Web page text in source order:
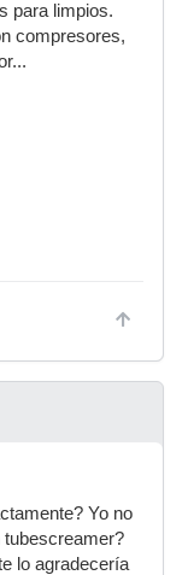
para limpios.
compresores,
Yo no
lo agradecería